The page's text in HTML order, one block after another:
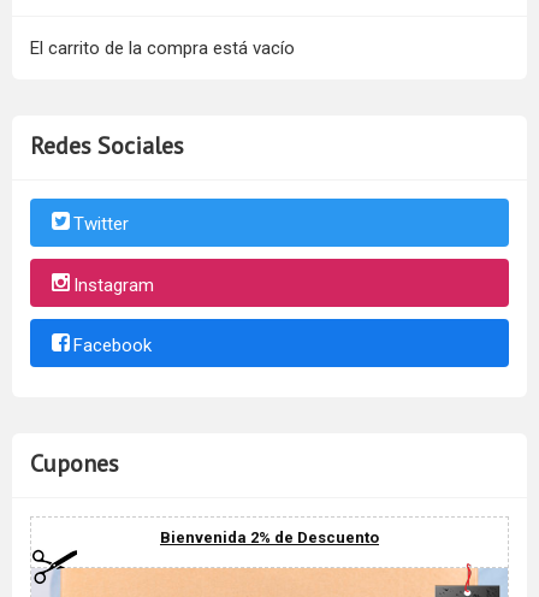
El carrito de la compra está vacío
Redes Sociales
Twitter
Instagram
Facebook
Cupones
Bienvenida 2% de Descuento